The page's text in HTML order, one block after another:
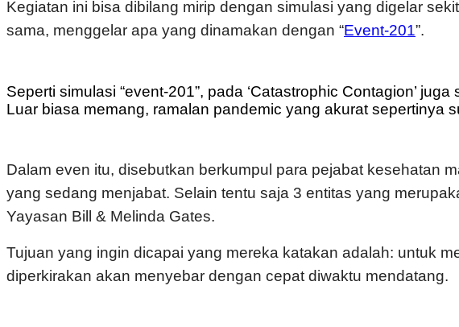
Kegiatan ini bisa dibilang mirip dengan simulasi yang digelar
sama, menggelar apa yang dinamakan dengan “Event-201”.
Seperti simulasi “event-201”, pada ‘Catastrophic Contagion’
Luar biasa memang, ramalan pandemic yang akurat sepertinya
Dalam even itu, disebutkan berkumpul para pejabat kesehatan
yang sedang menjabat. Selain tentu saja 3 entitas yang
Yayasan Bill & Melinda Gates.
Tujuan yang ingin dicapai yang mereka katakan adalah: untuk
diperkirakan akan menyebar dengan cepat diwaktu mendatang.